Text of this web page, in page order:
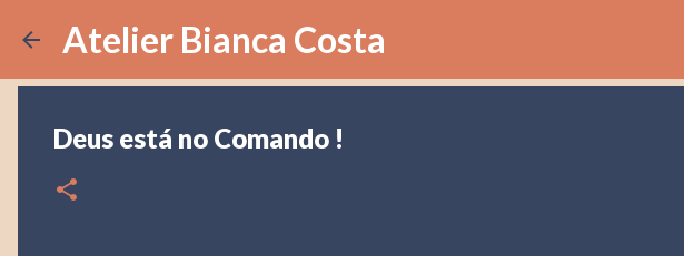
Atelier Bianca Costa
Deus está no Comando !